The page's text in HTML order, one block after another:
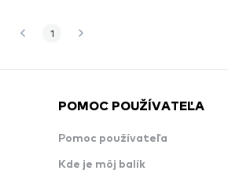
1
POMOC POUŽÍVATEĽA
Pomoc používateľa
Kde je môj balík